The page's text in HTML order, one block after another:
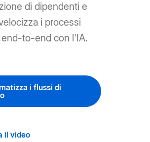
di dipendenti e
i processi
end-to-end con l'IA.
i flussi di
il video